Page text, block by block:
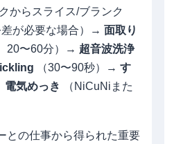
からスライス/ブランク
差が必要な場合）→ 面取り
20〜60分）→ 超音波洗浄
（30〜90秒）→ す
電気めっき
（NiCuNiまた
との仕事から得られた重要